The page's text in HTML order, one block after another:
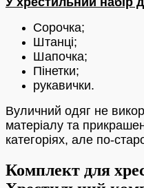
Сорочка;
Штанці;
Шапочка;
Пінетки;
рукавички.
Вуличний одяг не
матеріалу та
категоріях, але по-
Комплект для